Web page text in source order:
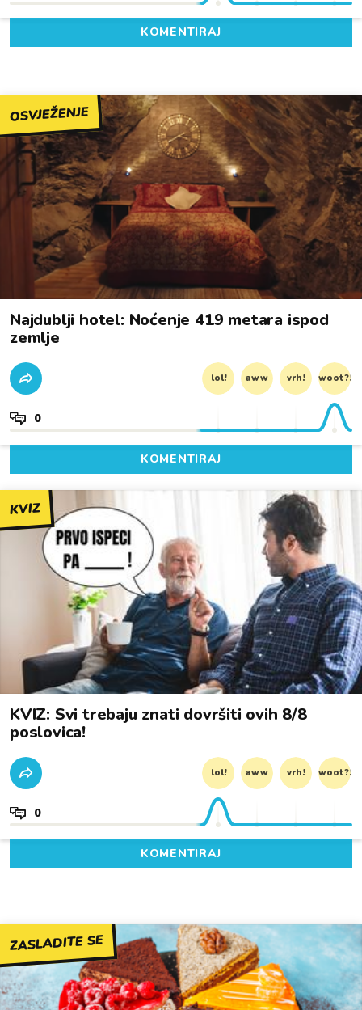
KOMENTIRAJ
OSVJEŽENJE
Najdublji hotel: Noćenje 419 metara ispod
zemlje
lol! aww vrh! woot?!
0
KOMENTIRAJ
KVIZ
KVIZ: Svi trebaju znati dovršiti ovih 8/8
poslovica!
lol! aww vrh! woot?!
0
KOMENTIRAJ
ZASLADITE SE